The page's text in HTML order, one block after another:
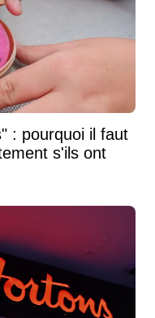
: pourquoi il faut
s'ils ont